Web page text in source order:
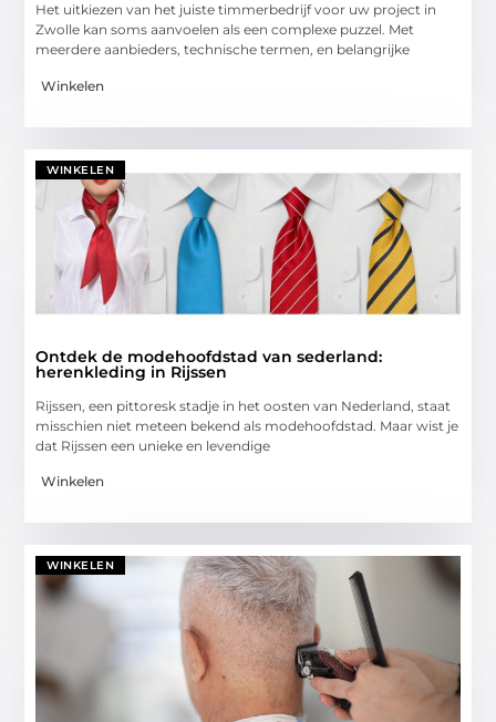
Het uitkiezen van het juiste timmerbedrijf voor uw project in
Zwolle kan soms aanvoelen als een complexe puzzel. Met
meerdere aanbieders, technische termen, en belangrijke
Winkelen
WINKELEN
Ontdek de modehoofdstad van sederland:
herenkleding in Rijssen
Rijssen, een pittoresk stadje in het oosten van Nederland, staat
misschien niet meteen bekend als modehoofdstad. Maar wist je
dat Rijssen een unieke en levendige
Winkelen
WINKELEN